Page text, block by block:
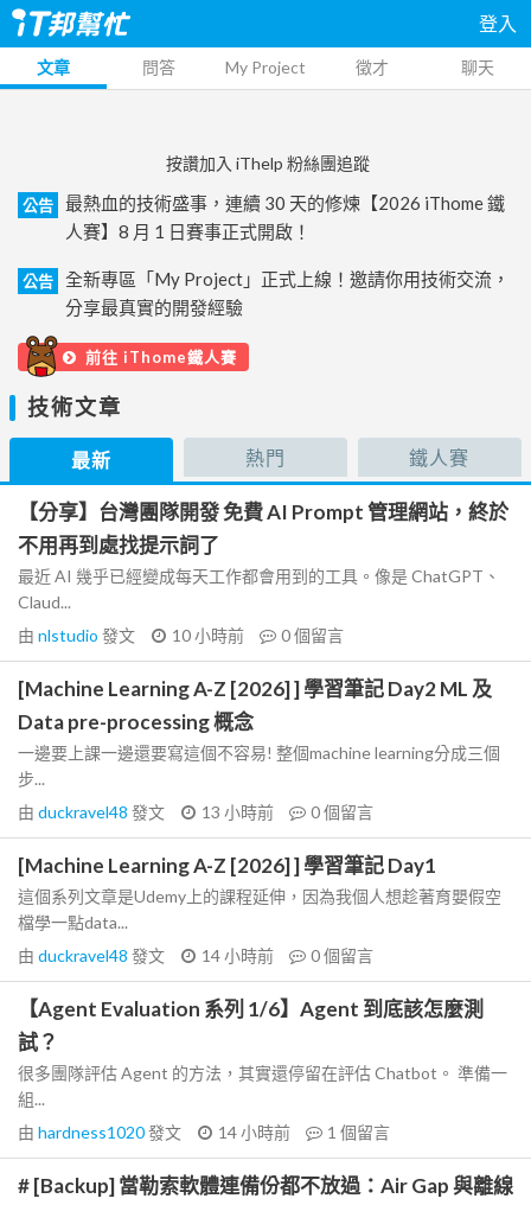
登入
文章 問答 My Project 徵才 聊天
按讚加入 iThelp 粉絲團追蹤
公告
最熱血的技術盛事，連續 30 天的修煉【2026 iThome 鐵
人賽】8 月 1 日賽事正式開啟！
公告
全新專區「My Project」正式上線！邀請你用技術交流，
分享最真實的開發經驗
前往 iThome鐵人賽
技術文章
最新 熱門 鐵人賽
【分享】台灣團隊開發 免費 AI Prompt 管理網站，終於
不用再到處找提示詞了
最近 AI 幾乎已經變成每天工作都會用到的工具。像是 ChatGPT、
Claud...
由 nlstudio 發文 10 小時前 0個留言
[Machine Learning A-Z [2026] ] 學習筆記 Day2 ML 及
Data pre-processing 概念
一邊要上課一邊還要寫這個不容易! 整個machine learning分成三個
步...
由 duckravel48 發文 13 小時前 0個留言
[Machine Learning A-Z [2026] ] 學習筆記 Day1
這個系列文章是Udemy上的課程延伸，因為我個人想趁著育嬰假空
檔學一點data...
由 duckravel48 發文 14 小時前 0個留言
【Agent Evaluation 系列 1/6】Agent 到底該怎麼測
試？
很多團隊評估 Agent 的方法，其實還停留在評估 Chatbot。 準備一
組...
由 hardness1020發文 14 小時前 1 個留言
# [Backup] 當勒索軟體連備份都不放過：Air Gap 與離線